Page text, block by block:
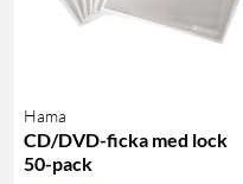
Hama
CD/DVD-ficka med lock
50-pack